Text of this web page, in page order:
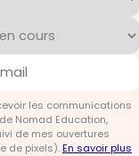
les communications
Nomad Education,
de mes ouvertures
de pixels).En savoir plus